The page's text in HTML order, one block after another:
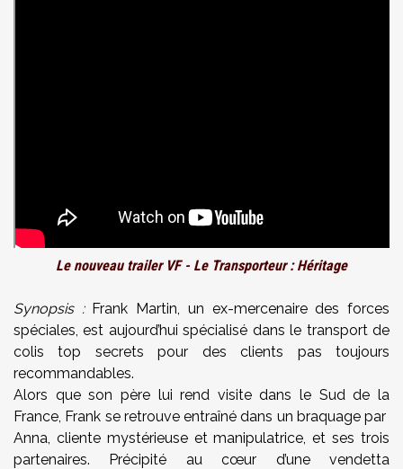
Le nouveau trailer VF - Le Transporteur : Héritage
Synopsis :Frank Martin, un ex-mercenaire des forces
spéciales, est aujourd’hui spécialisé dans le transport de
colis top secrets pour des clients pas toujours
recommandables.
Alors que son père lui rend visite dans le Sud de la
France, Frank se retrouve entraîné dans un braquage par
Anna, cliente mystérieuse et manipulatrice, et ses trois
partenaires. Précipité au cœur d’une vendetta